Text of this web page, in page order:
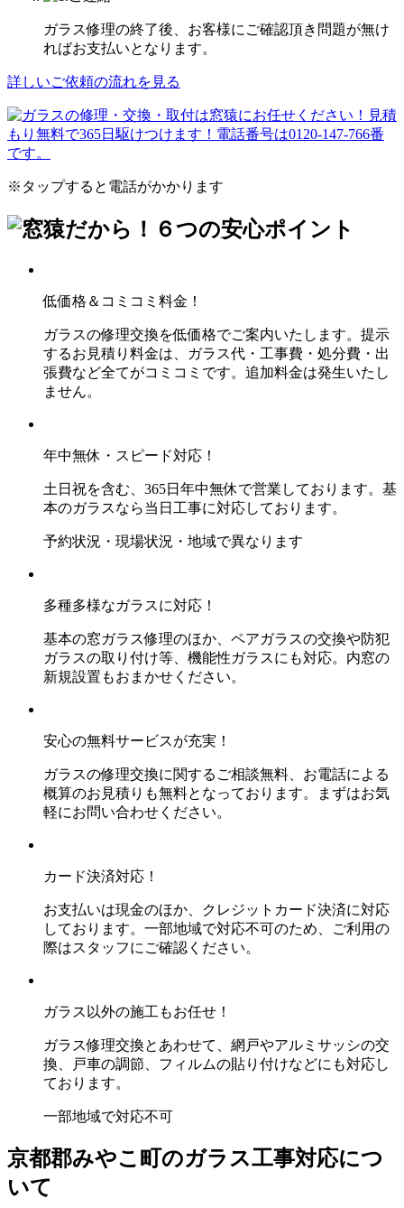
ガラス修理の終了後、お客様にご確認頂き問題が無け
ればお支払いとなります。
詳しいご依頼の流れを見る
※タップすると電話がかかります
低価格＆コミコミ料金！
ガラスの修理交換を低価格でご案内いたします。提示
するお見積り料金は、ガラス代・工事費・処分費・出
張費など全てがコミコミです。追加料金は発生いたし
ません。
年中無休・スピード対応！
土日祝を含む、365日年中無休で営業しております。基
本のガラスなら当日工事に対応しております。
予約状況・現場状況・地域で異なります
多種多様なガラスに対応！
基本の窓ガラス修理のほか、ペアガラスの交換や防犯
ガラスの取り付け等、機能性ガラスにも対応。内窓の
新規設置もおまかせください。
安心の無料サービスが充実！
ガラスの修理交換に関するご相談無料、お電話による
概算のお見積りも無料となっております。まずはお気
軽にお問い合わせください。
カード決済対応！
お支払いは現金のほか、クレジットカード決済に対応
しております。一部地域で対応不可のため、ご利用の
際はスタッフにご確認ください。
ガラス以外の施工もお任せ！
ガラス修理交換とあわせて、網戸やアルミサッシの交
換、戸車の調節、フィルムの貼り付けなどにも対応し
ております。
一部地域で対応不可
京都郡みやこ町のガラス工事対応につ
いて